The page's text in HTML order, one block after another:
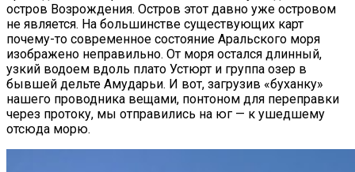
остров Возрождения. Остров этот давно уже островом
не является. На большинстве существующих карт
почему-то современное состояние Аральского моря
изображено неправильно. От моря остался длинный,
узкий водоем вдоль плато Устюрт и группа озер в
бывшей дельте Амударьи. И вот, загрузив «буханку»
нашего проводника вещами, понтоном для переправки
через протоку, мы отправились на юг — к ушедшему
отсюда морю.